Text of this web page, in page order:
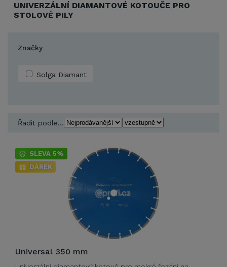
UNIVERZÁLNÍ DIAMANTOVÉ KOTOUČE PRO
STOLOVÉ PILY
Značky
Solga Diamant
Řadit podle...
SLEVA 5%
DÁREK
Universal 350 mm